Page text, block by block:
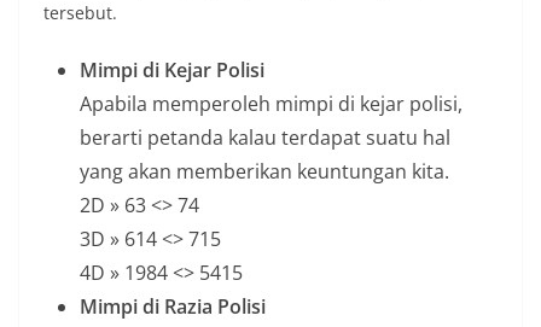
tersebut.
Mimpi di Kejar Polisi
Apabila memperoleh mimpi di kejar polisi,
berarti petanda kalau terdapat suatu hal
yang akan memberikan keuntungan kita.
2D » 63 <> 74
3D » 614 <> 715
4D » 1984 <> 5415
Mimpi di Razia Polisi